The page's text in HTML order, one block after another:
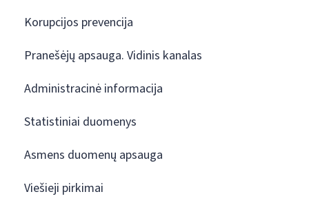
Korupcijos prevencija
Pranešėjų apsauga. Vidinis kanalas
Administracinė informacija
Statistiniai duomenys
Asmens duomenų apsauga
Viešieji pirkimai